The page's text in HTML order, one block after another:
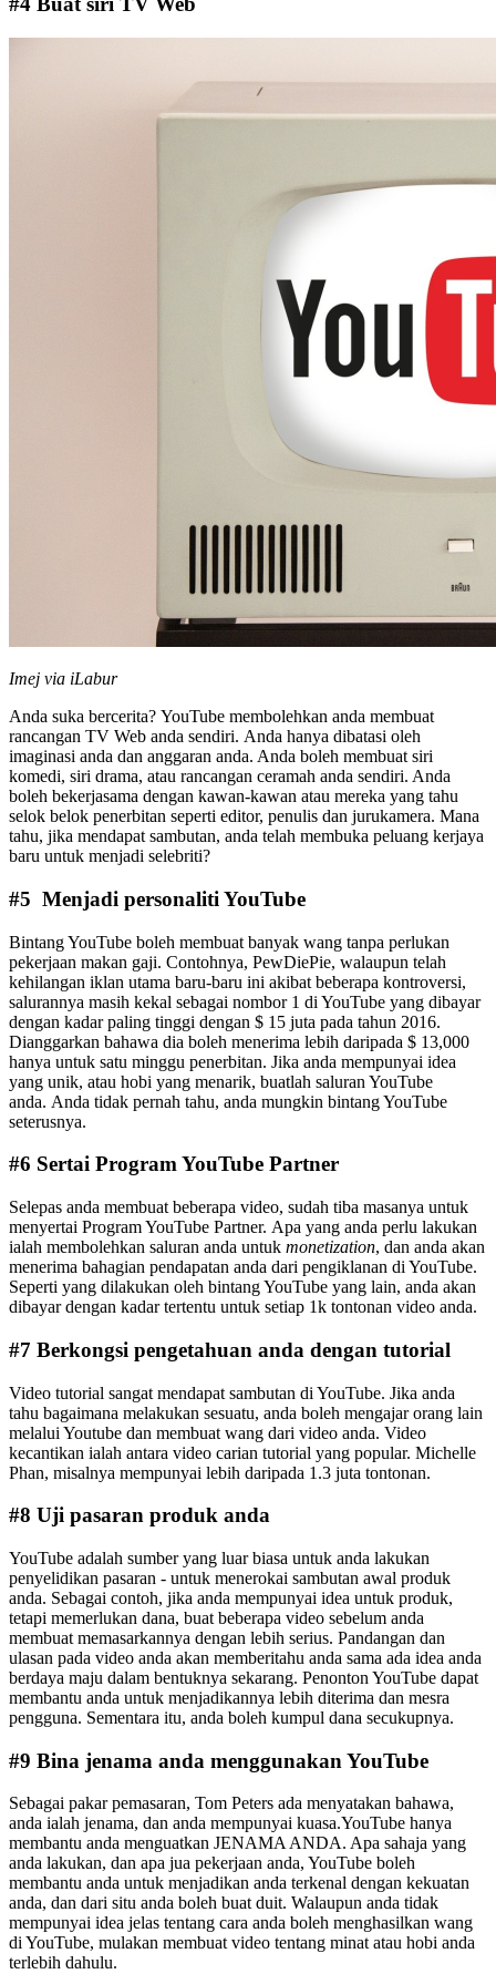
Imej via iLabur
Anda suka bercerita? YouTube membolehkan anda membuat
rancangan TV Web anda sendiri. Anda hanya dibatasi oleh
imaginasi anda dan anggaran anda. Anda boleh membuat siri
komedi, siri drama, atau rancangan ceramah anda sendiri. Anda
boleh bekerjasama dengan kawan-kawan atau mereka yang tahu
selok belok penerbitan seperti editor, penulis dan jurukamera. Mana
tahu, jika mendapat sambutan, anda telah membuka peluang kerjaya
baru untuk menjadi selebriti?
#5 Menjadi personaliti YouTube
Bintang YouTube boleh membuat banyak wang tanpa perlukan
pekerjaan makan gaji. Contohnya, PewDiePie, walaupun telah
kehilangan iklan utama baru-baru ini akibat beberapa kontroversi,
salurannya masih kekal sebagai nombor 1 di YouTube yang dibayar
dengan kadar paling tinggi dengan $ 15 juta pada tahun 2016.
Dianggarkan bahawa dia boleh menerima lebih daripada $ 13,000
hanya untuk satu minggu penerbitan. Jika anda mempunyai idea
yang unik, atau hobi yang menarik, buatlah saluran YouTube
anda. Anda tidak pernah tahu, anda mungkin bintang YouTube
seterusnya.
#6 Sertai Program YouTube Partner
Selepas anda membuat beberapa video, sudah tiba masanya untuk
menyertai Program YouTube Partner. Apa yang anda perlu lakukan
ialah membolehkan saluran anda untuk monetization, dan anda akan
menerima bahagian pendapatan anda dari pengiklanan di YouTube.
Seperti yang dilakukan oleh bintang YouTube yang lain, anda akan
dibayar dengan kadar tertentu untuk setiap 1k tontonan video anda.
#7 Berkongsi pengetahuan anda dengan tutorial
Video tutorial sangat mendapat sambutan di YouTube. Jika anda
tahu bagaimana melakukan sesuatu, anda boleh mengajar orang lain
melalui Youtube dan membuat wang dari video anda. Video
kecantikan ialah antara video carian tutorial yang popular. Michelle
Phan, misalnya mempunyai lebih daripada 1.3 juta tontonan.
#8 Uji pasaran produk anda
YouTube adalah sumber yang luar biasa untuk anda lakukan
penyelidikan pasaran - untuk menerokai sambutan awal produk
anda. Sebagai contoh, jika anda mempunyai idea untuk produk,
tetapi memerlukan dana, buat beberapa video sebelum anda
membuat memasarkannya dengan lebih serius. Pandangan dan
ulasan pada video anda akan memberitahu anda sama ada idea anda
berdaya maju dalam bentuknya sekarang. Penonton YouTube dapat
membantu anda untuk menjadikannya lebih diterima dan mesra
pengguna. Sementara itu, anda boleh kumpul dana secukupnya.
#9 Bina jenama anda menggunakan YouTube
Sebagai pakar pemasaran, Tom Peters ada menyatakan bahawa,
anda ialah jenama, dan anda mempunyai kuasa.YouTube hanya
membantu anda menguatkan JENAMA ANDA. Apa sahaja yang
anda lakukan, dan apa jua pekerjaan anda, YouTube boleh
membantu anda untuk menjadikan anda terkenal dengan kekuatan
anda, dan dari situ anda boleh buat duit. Walaupun anda tidak
mempunyai idea jelas tentang cara anda boleh menghasilkan wang
di YouTube, mulakan membuat video tentang minat atau hobi anda
terlebih dahulu.